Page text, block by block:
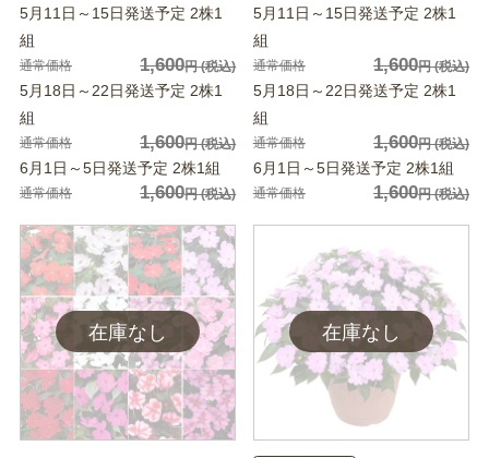
5月11日～15日発送予定 2株1
組
通常価格 1,600円(税込)
5月18日～22日発送予定 2株1
組
通常価格 1,600円(税込)
6月1日～5日発送予定 2株1組
通常価格 1,600円(税込)
5月11日～15日発送予定 2株1
組
通常価格 1,600円(税込)
5月18日～22日発送予定 2株1
組
通常価格 1,600円(税込)
6月1日～5日発送予定 2株1組
通常価格 1,600円(税込)